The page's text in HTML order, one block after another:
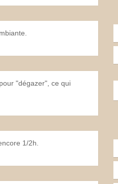
"dégazer", ce qui
1/2h.